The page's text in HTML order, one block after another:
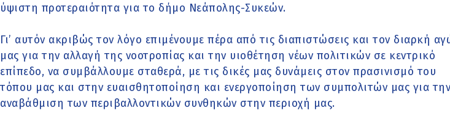
ύψιστη προτεραιότητα για το δήμο Νεάπολης-Συκεών.
Γι’ αυτόν ακριβώς τον λόγο επιμένουμε πέρα από τις διαπιστώσεις και τον διαρκή
μας για την αλλαγή της νοοτροπίας και την υιοθέτηση νέων πολιτικών σε κεντρικό
επίπεδο, να συμβάλλουμε σταθερά, με τις δικές μας δυνάμεις στον πρασινισμό του
τόπου μας και στην ευαισθητοποίηση και ενεργοποίηση των συμπολιτών μας για την
αναβάθμιση των περιβαλλοντικών συνθηκών στην περιοχή μας.